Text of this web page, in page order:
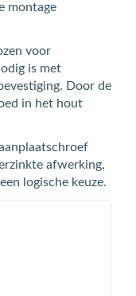
montage
voor
is met
Door de
in het hout
afwerking,
logische keuze.